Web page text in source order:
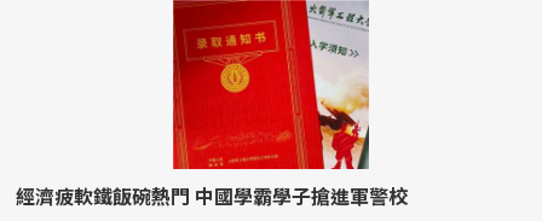
經濟疲軟鐵飯碗熱門 中國學霸學子搶進軍警校